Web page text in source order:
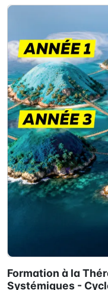
Formation à la
Systémiques -